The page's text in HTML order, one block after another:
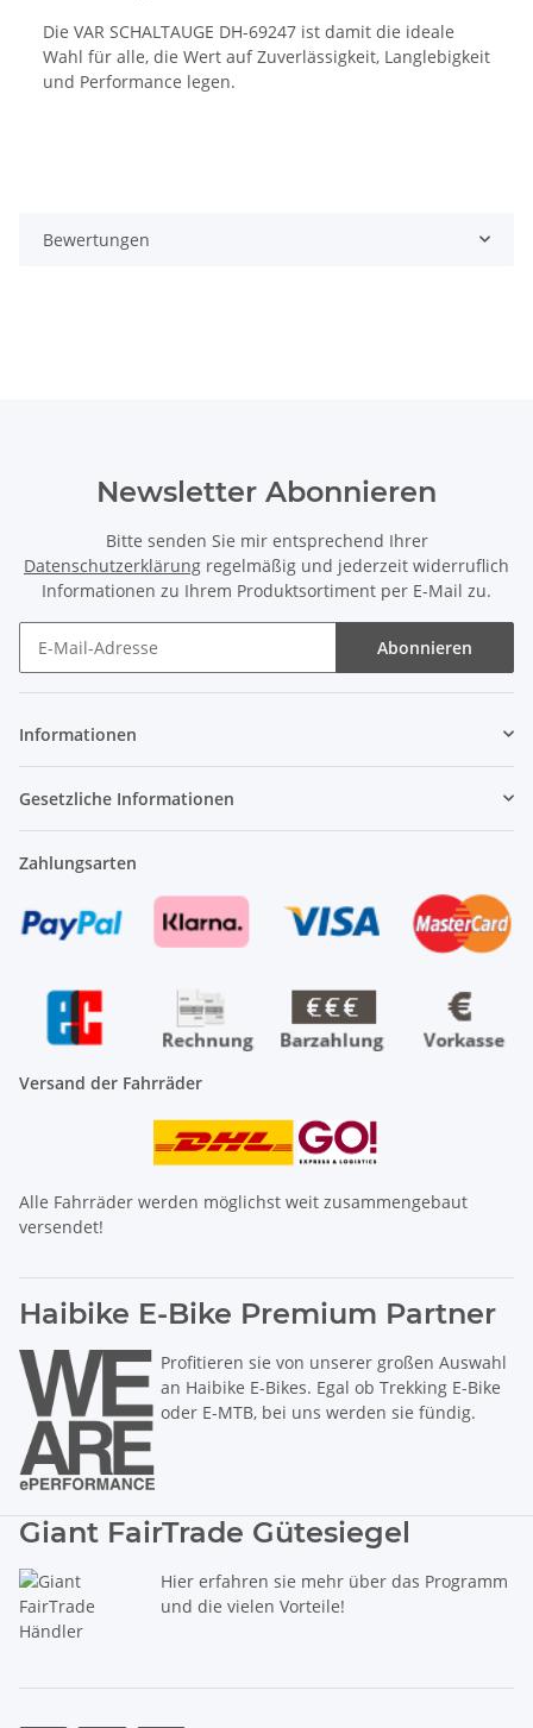
Die VAR SCHALTAUGE DH-69247 ist damit die ideale
Wahl für alle, die Wert auf Zuverlässigkeit, Langlebigkeit
und Performance legen.
Bewertungen
Newsletter Abonnieren
Bitte senden Sie mir entsprechend Ihrer
Datenschutzerklärung regelmäßig und jederzeit widerruflich
Informationen zu Ihrem Produktsortiment per E-Mail zu.
Abonnieren
Informationen
Gesetzliche Informationen
Zahlungsarten
Versand der Fahrräder
Alle Fahrräder werden möglichst weit zusammengebaut
versendet!
Haibike E-Bike Premium Partner
Profitieren sie von unserer großen Auswahl
an Haibike E-Bikes. Egal ob Trekking E-Bike
oder E-MTB, bei uns werden sie fündig.
Giant FairTrade Gütesiegel
Hier erfahren sie mehr über das Programm
und die vielen Vorteile!